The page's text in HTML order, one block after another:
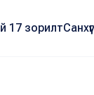
17 зорилт